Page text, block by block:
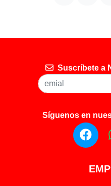
Suscríbete a
Síguenos en